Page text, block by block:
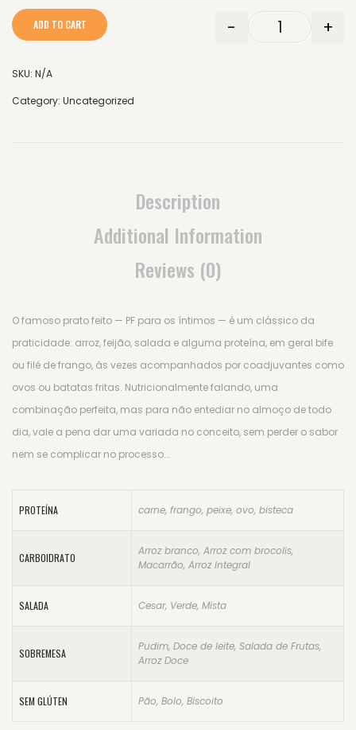
- +
ADD TO CART
SKU: N/A
Category: Uncategorized
Description
Additional Information
Reviews (0)
O famoso prato feito — PF para os íntimos — é um clássico da
praticidade: arroz, feijão, salada e alguma proteína, em geral bife
ou filé de frango, às vezes acompanhados por coadjuvantes como
ovos ou batatas fritas. Nutricionalmente falando, uma
combinação perfeita, mas para não entediar no almoço de todo
dia, vale a pena dar uma variada no conceito, sem perder o sabor
nem se complicar no processo….
PROTEÍNA carne, frango, peixe, ovo, bisteca
CARBOIDRATO
Arroz branco, Arroz com brocolis,
Macarrão, Arroz Integral
SALADA Cesar, Verde, Mista
SOBREMESA
Pudim, Doce de leite, Salada de Frutas,
Arroz Doce
SEM GLÚTEN Pão, Bolo, Biscoito